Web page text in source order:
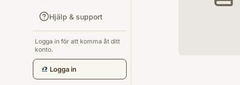
Hjälp & support
Logga in för att komma åt ditt
konto.
Logga in